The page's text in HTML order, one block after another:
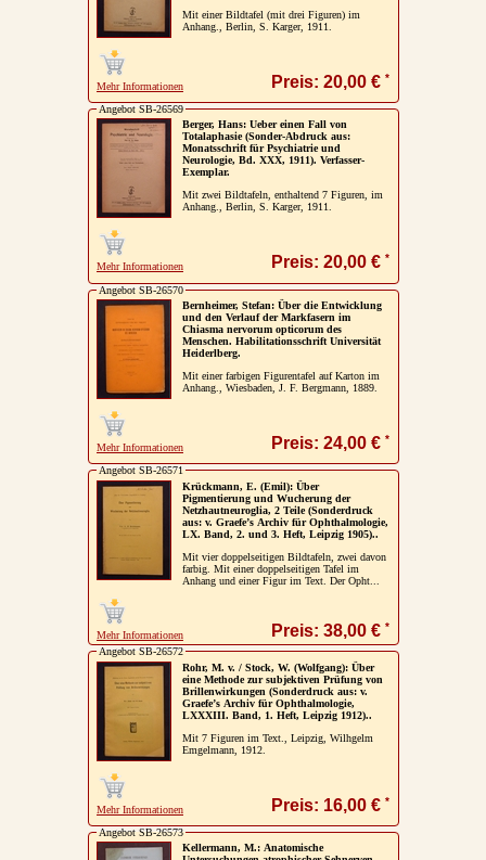
Mit einer Bildtafel (mit drei Figuren) im
Anhang., Berlin, S. Karger, 1911.
Mehr Informationen Preis: 20,00 € *
Angebot SB-26569
Berger, Hans: Ueber einen Fall von
Totalaphasie (Sonder-Abdruck aus:
Monatsschrift für Psychiatrie und
Neurologie, Bd. XXX, 1911). Verfasser-
Exemplar.
Mit zwei Bildtafeln, enthaltend 7 Figuren, im
Anhang., Berlin, S. Karger, 1911.
Mehr Informationen Preis: 20,00 € *
Angebot SB-26570
Bernheimer, Stefan: Über die Entwicklung
und den Verlauf der Markfasern im
Chiasma nervorum opticorum des
Menschen. Habilitationsschrift Universität
Heiderlberg.
Mit einer farbigen Figurentafel auf Karton im
Anhang., Wiesbaden, J. F. Bergmann, 1889.
Mehr Informationen Preis: 24,00 € *
Angebot SB-26571
Krückmann, E. (Emil): Über
Pigmentierung und Wucherung der
Netzhautneuroglia, 2 Teile (Sonderdruck
aus: v. Graefe’s Archiv für Ophthalmologie,
LX. Band, 2. und 3. Heft, Leipzig 1905)..
Mit vier doppelseitigen Bildtafeln, zwei davon
farbig. Mit einer doppelseitigen Tafel im
Anhang und einer Figur im Text. Der Opht...
Mehr Informationen Preis: 38,00 € *
Angebot SB-26572
Rohr, M. v. / Stock, W. (Wolfgang): Über
eine Methode zur subjektiven Prüfung von
Brillenwirkungen (Sonderdruck aus: v.
Graefe’s Archiv für Ophthalmologie,
LXXXIII. Band, 1. Heft, Leipzig 1912)..
Mit 7 Figuren im Text., Leipzig, Wilhgelm
Emgelmann, 1912.
Mehr Informationen Preis: 16,00 € *
Angebot SB-26573
Kellermann, M.: Anatomische